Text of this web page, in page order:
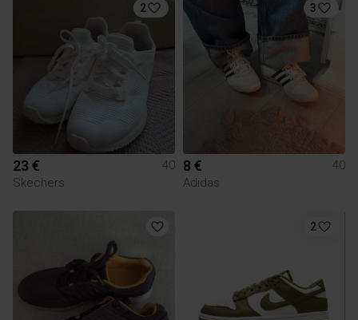
2
23 €
40
Skechers
3
8 €
40
Adidas
2